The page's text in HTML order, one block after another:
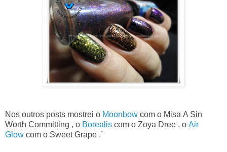
Nos outros posts mostrei o Moonbow com o Misa A Sin
Worth Committing , o Borealis com o Zoya Dree , o Air
Glow com o Sweet Grape .´